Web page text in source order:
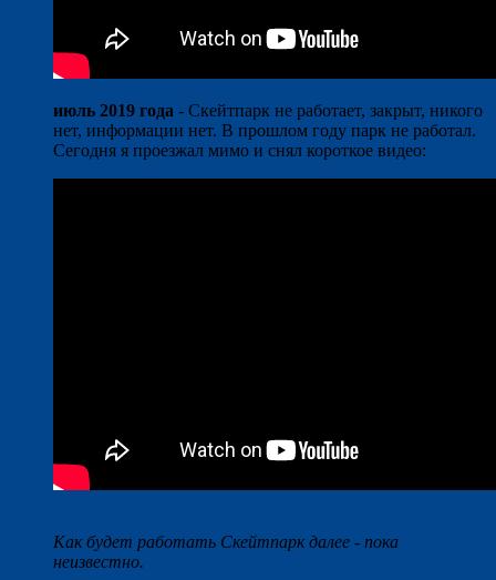
июль 2019 года - Скейтпарк не работает, закрыт, никого
нет, информации нет. В прошлом году парк не работал.
Сегодня я проезжал мимо и снял короткое видео:
Как будет работать Скейтпарк далее - пока
неизвестно.